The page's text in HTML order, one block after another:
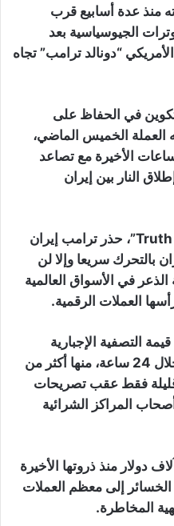
منذ عدة أسابيع قرب
الجيوسياسية بعد
“دونالد ترامب” تجاه
في الحفاظ على
بلغته العملة الخميس الماضي،
الأخيرة مع تصاعد
النار بين إيران
وفي منشور عبر منصة “Truth Social”، حذر ترامب إيران
بالتحرك سريعا وإلا لن
في الأسواق العالمية
العملات الرقمية.
التصفية الإجبارية
للمراكز نحو 660 مليون دولار خلال 24 ساعة، منها أكثر من
قليلة فقط عقب تصريحات
المراكز الشرائية
فقدت البيتكوين أكثر من 5 آلاف دولار منذ ذروتها الأخيرة
الخسائر إلى معظم العملات
المخاطرة.